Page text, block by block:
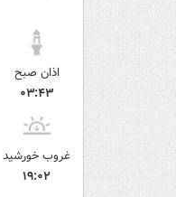
اذان صبح
۰۳:۴۳
غروب خورشید
۱۹:۰۲